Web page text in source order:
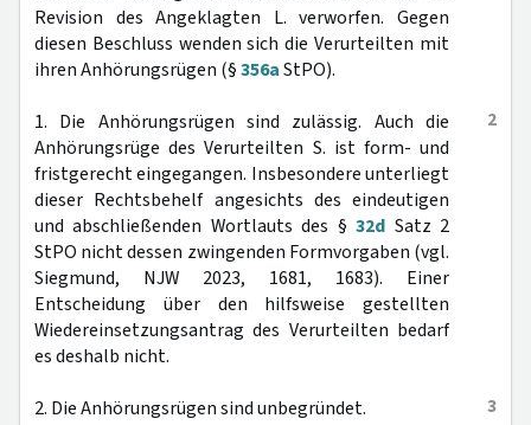
Revision des Angeklagten L. verworfen. Gegen
diesen Beschluss wenden sich die Verurteilten mit
ihren Anhörungsrügen (§356aStPO).
2
1. Die Anhörungsrügen sind zulässig. Auch die
Anhörungsrüge des Verurteilten S. ist form- und
fristgerecht eingegangen. Insbesondere unterliegt
dieser Rechtsbehelf angesichts des eindeutigen
und abschließenden Wortlauts des §32d Satz 2
StPO nicht dessen zwingenden Formvorgaben (vgl.
Siegmund, NJW 2023, 1681, 1683). Einer
Entscheidung über den hilfsweise gestellten
Wiedereinsetzungsantrag des Verurteilten bedarf
es deshalb nicht.
3
2. Die Anhörungsrügen sind unbegründet.